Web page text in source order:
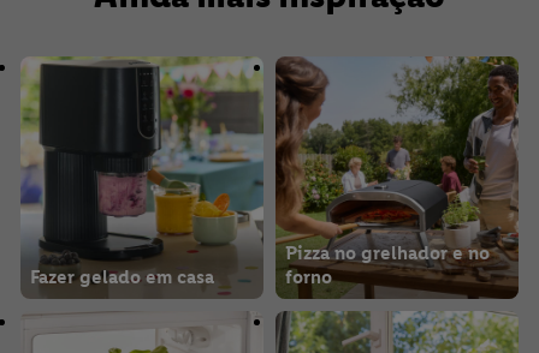
Fazer gelado em casa
Pizza no grelhador e no
forno